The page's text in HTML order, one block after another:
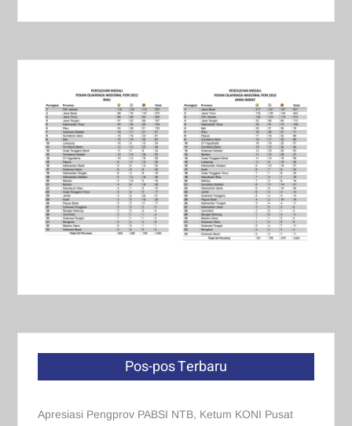
Pos-pos Terbaru
Apresiasi Pengprov PABSI NTB, Ketum KONI Pusat